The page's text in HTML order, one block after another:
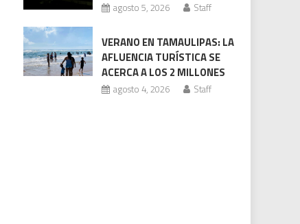
agosto 5, 2026 Staff
VERANO EN TAMAULIPAS: LA
AFLUENCIA TURÍSTICA SE
ACERCA A LOS 2 MILLONES
agosto 4, 2026 Staff